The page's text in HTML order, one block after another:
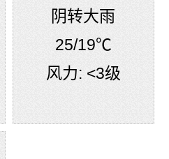
阴转大雨
25/19℃
风力: <3级